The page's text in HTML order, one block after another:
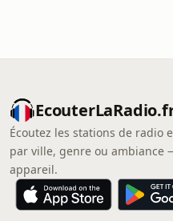
Écoutez les stations de radio
par ville, genre ou
appareil.